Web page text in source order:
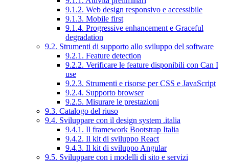
9.1.2. Web design responsivo e accessibile
9.1.3. Mobile first
9.1.4. Progressive enhancement e Graceful
degradation
9.2. Strumenti di supporto allo sviluppo del software
9.2.1. Feature detection
9.2.2. Verificare le feature disponibili con Can I
use
9.2.3. Strumenti e risorse per CSS e JavaScript
9.2.4. Supporto browser
9.2.5. Misurare le prestazioni
9.3. Catalogo del riuso
9.4. Sviluppare con il design system .italia
9.4.1. Il framework Bootstrap Italia
9.4.2. Il kit di sviluppo React
9.4.3. Il kit di sviluppo Angular
9.5. Sviluppare con i modelli di sito e servizi